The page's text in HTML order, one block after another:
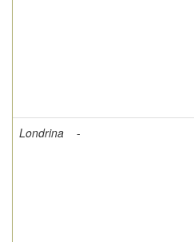
Londrina -